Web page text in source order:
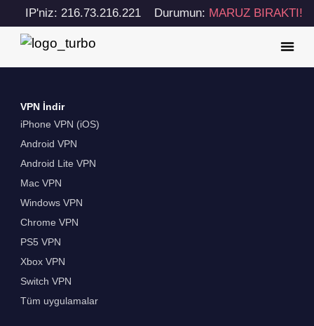
IP'niz: 216.73.216.221 Durumun: MARUZ BIRAKTI!
VPN İndir
iPhone VPN (iOS)
Android VPN
Android Lite VPN
Mac VPN
Windows VPN
Chrome VPN
PS5 VPN
Xbox VPN
Switch VPN
Tüm uygulamalar